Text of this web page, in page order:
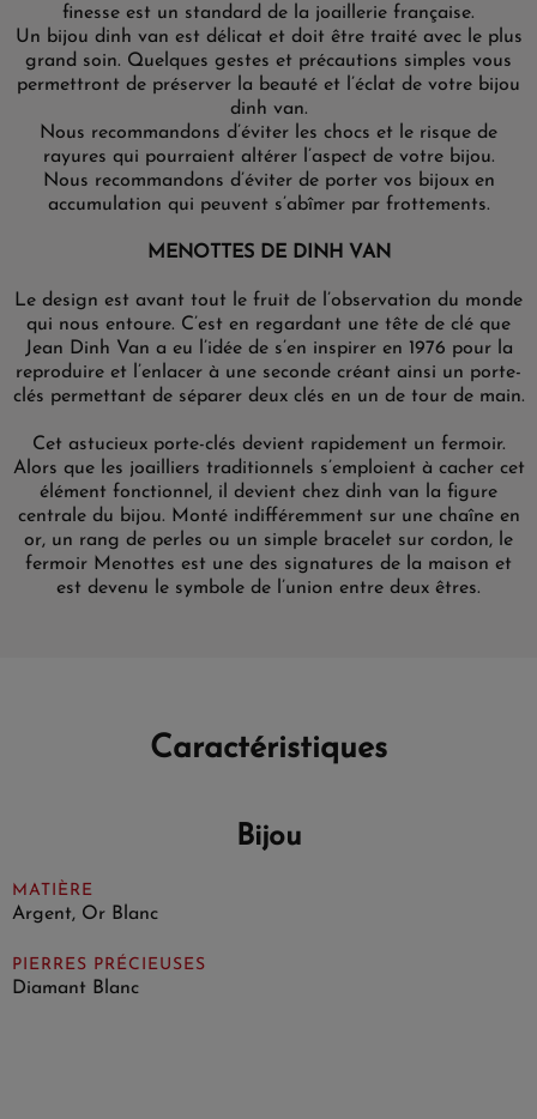
finesse est un standard de la joaillerie française.
Un bijou dinh van est délicat et doit être traité avec le plus
grand soin. Quelques gestes et précautions simples vous
permettront de préserver la beauté et l’éclat de votre bijou
dinh van.
Nous recommandons d’éviter les chocs et le risque de
rayures qui pourraient altérer l’aspect de votre bijou.
Nous recommandons d’éviter de porter vos bijoux en
accumulation qui peuvent s’abîmer par frottements.
MENOTTES DE DINH VAN
Le design est avant tout le fruit de l’observation du monde
qui nous entoure. C’est en regardant une tête de clé que
Jean Dinh Van a eu l’idée de s’en inspirer en 1976 pour la
reproduire et l’enlacer à une seconde créant ainsi un porte-
clés permettant de séparer deux clés en un de tour de main.
Cet astucieux porte-clés devient rapidement un fermoir.
Alors que les joailliers traditionnels s’emploient à cacher cet
élément fonctionnel, il devient chez dinh van la figure
centrale du bijou. Monté indifféremment sur une chaîne en
or, un rang de perles ou un simple bracelet sur cordon, le
fermoir Menottes est une des signatures de la maison et
est devenu le symbole de l’union entre deux êtres.
Caractéristiques
Bijou
MATIÈRE
Argent, Or Blanc
PIERRES PRÉCIEUSES
Diamant Blanc